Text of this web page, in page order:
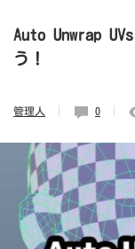
Auto Unwrap
う！
管理人 0